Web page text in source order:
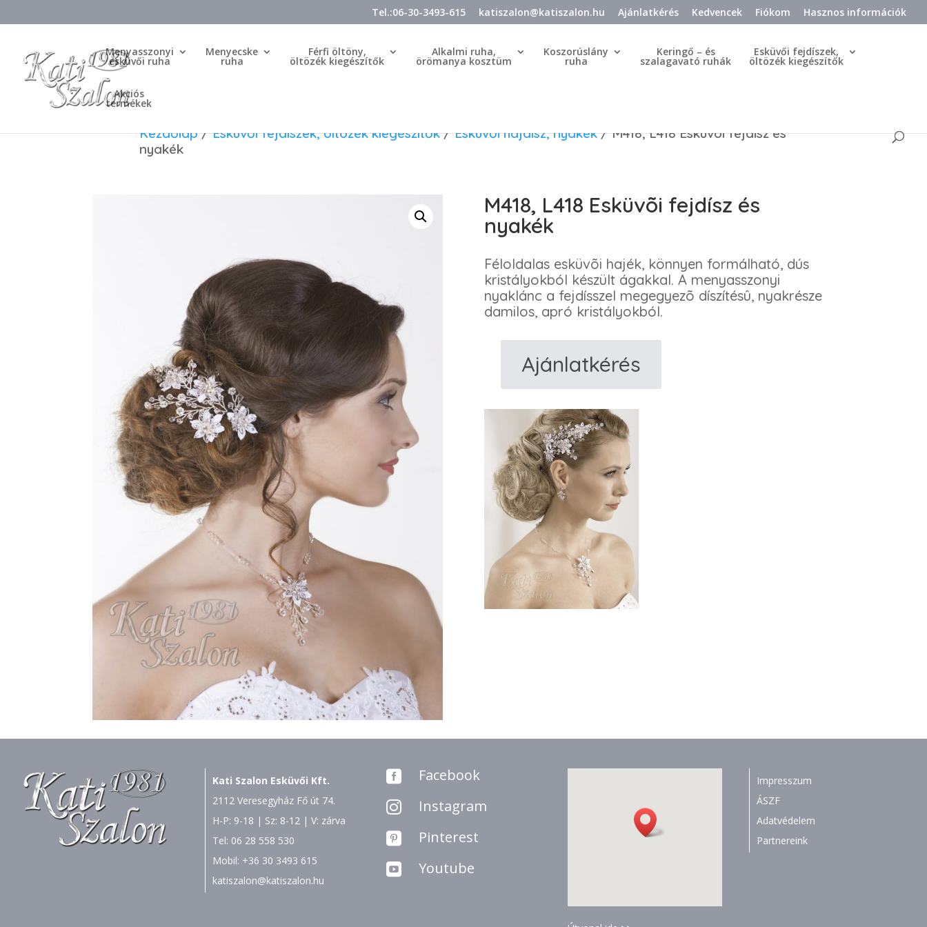
Tel.:06-30-3493-615 katiszalon@katiszalon.hu Ajánlatkérés Kedvencek Fiókom Hasznos információk
Menyasszonyi
esküvői ruha
Menyecske
ruha
Férfi öltöny,
öltözék kiegészítők
Alkalmi ruha,
örömanya kosztüm
Koszorúslány
ruha
Keringő – és
szalagavató ruhák
Esküvői fejdíszek,
öltözék kiegészítők
Akciós
termékek
Kezdőlap/Esküvői fejdíszek, öltözék kiegészítők/Esküvői hajdísz, nyakék/ M418, L418 Esküvõi fejdísz és
nyakék
M418, L418 Esküvõi fejdísz és
nyakék
Féloldalas esküvõi hajék, könnyen formálható, dús
kristályokból készült ágakkal. A menyasszonyi
nyaklánc a fejdísszel megegyezõ díszítésû, nyakrésze
damilos, apró kristályokból.
L418
nyakék
mennyiség
Ajánlatkérés
Kati Szalon Esküvői Kft.
2112 Veresegyház Fő út 74.
H-P: 9-18 | Sz: 8-12 | V: zárva
Tel: 06 28 558 530
Mobil: +36 30 3493 615
katiszalon@katiszalon.hu
 Facebook
 Instagram
 Pinterest
 Youtube
Impresszum
ÁSZF
Adatvédelem
Partnereink